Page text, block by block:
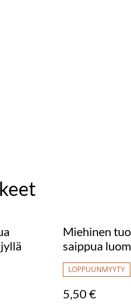
Miehinen
saippua
oliiviöljyllä
LOPPUUNMYYTY
5,50 €